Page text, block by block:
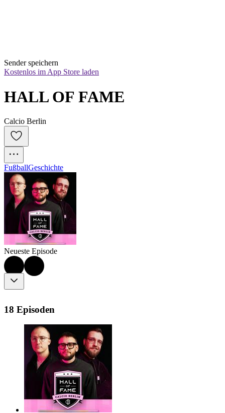
Sender speichern
Kostenlos im App Store laden
HALL OF FAME
Calcio Berlin
FußballGeschichte
Neueste Episode
18 Episoden